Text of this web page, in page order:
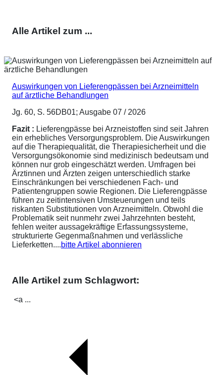
Alle Artikel zum ...
Auswirkungen von Lieferengpässen bei Arzneimitteln
auf ärztliche Behandlungen
Jg. 60, S. 56DB01; Ausgabe 07 / 2026
Fazit : Lieferengpässe bei Arzneistoffen sind seit Jahren
ein erhebliches Versorgungsproblem. Die Auswirkungen
auf die Therapiequalität, die Therapiesicherheit und die
Versorgungsökonomie sind medizinisch bedeutsam und
können nur grob eingeschätzt werden. Umfragen bei
Ärztinnen und Ärzten zeigen unterschiedlich starke
Einschränkungen bei verschiedenen Fach- und
Patientengruppen sowie Regionen. Die Lieferengpässe
führen zu zeitintensiven Umsteuerungen und teils
riskanten Substitutionen von Arzneimitteln. Obwohl die
Problematik seit nunmehr zwei Jahrzehnten besteht,
fehlen weiter aussagekräftige Erfassungssysteme,
strukturierte Gegenmaßnahmen und verlässliche
Lieferketten....bitte Artikel abonnieren
Alle Artikel zum Schlagwort:
<a ...